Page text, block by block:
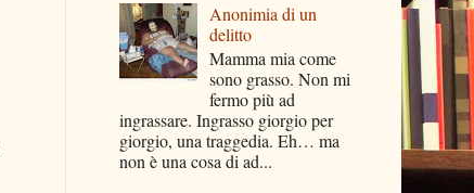
Anonimia di un
delitto
Mamma mia come
sono grasso. Non mi
fermo più ad
ingrassare. Ingrasso giorgio per
giorgio, una traggedia. Eh… ma
non è una cosa di ad...